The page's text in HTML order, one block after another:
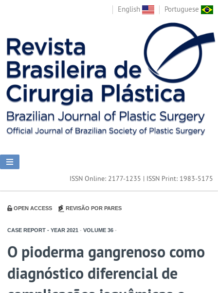
English Portuguese
ISSN Online: 2177-1235 | ISSN Print: 1983-5175
OPEN ACCESS REVISÃO POR PARES
CASE REPORT - YEAR 2021 - VOLUME 36 -
O pioderma gangrenoso como
diagnóstico diferencial de